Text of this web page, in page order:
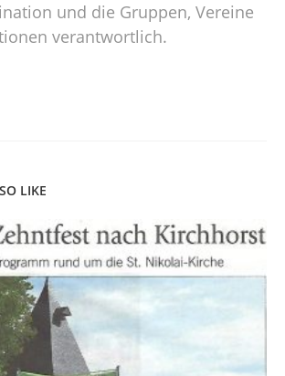
und die Gruppen, Vereine
verantwortlich.
LIKE